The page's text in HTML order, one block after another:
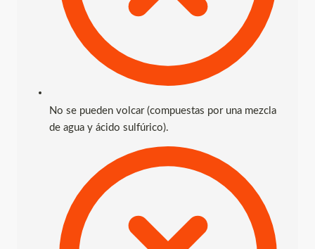
No se pueden volcar (compuestas por una mezcla
de agua y ácido sulfúrico).